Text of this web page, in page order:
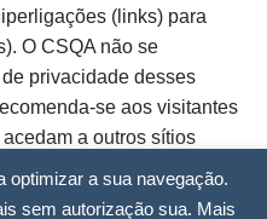
(links) para
O CSQA não se
privacidade desses
se aos visitantes
a outros sítios
que, dentro desses
de privacidade. Este
optimizar a sua navegação.
sem autorização sua. Mais